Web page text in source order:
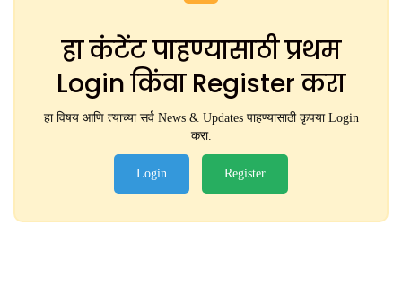
हा कंटेंट पाहण्यासाठी प्रथम
Login किंवा Register करा
हा विषय आणि त्याच्या सर्व News & Updates पाहण्यासाठी कृपया Login
करा.
Login Register